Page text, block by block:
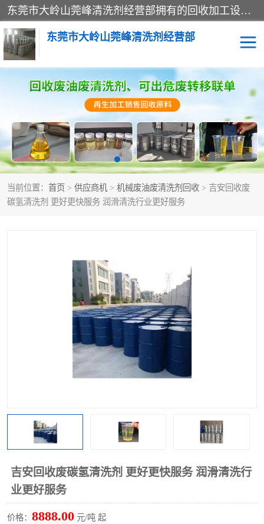
东莞市大岭山莞峰清洗剂经营部拥有的回收加工设备，大量废油回收、废清洗剂回收、废溶剂油回收、机械废油废清洗剂回收、废碳氢回收、碳氢液压油回收、碳氢二氯回收等废清洗剂处理；我们只是提供废旧化工原料的循环使用存放点，执行正规的存放，有正规的回收资质处理。同时我们公司批发零售回收级清洗剂，脱模油再生基础油，质量保证。
东莞市大岭山莞峰清洗剂经营部
当前位置： 首页 > 供应商机 > 机械废油废清洗剂回收 > 吉安回收废
碳氢清洗剂 更好更快服务 润滑清洗行业更好服务
吉安回收废碳氢清洗剂 更好更快服务 润滑清洗行
业更好服务
价格： 8888.00 元/吨 起
废清洗剂回收
废溶剂油回收 机械废油废清洗剂回收
废碳氢回收 碳氢液压油回收
碳氢二氯回收 回收废三四氯乙烯
回收废清洗剂 上门回收废清洗剂